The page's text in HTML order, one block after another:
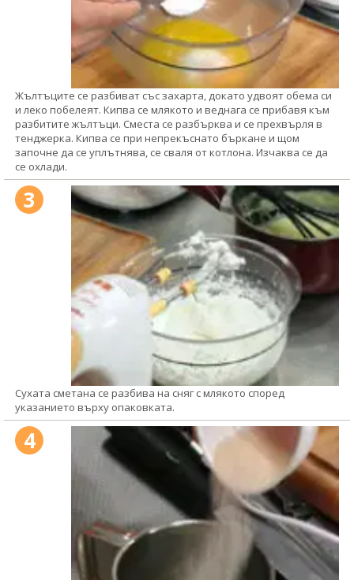
Жълтъците се разбиват със захарта, докато удвоят обема си
и леко побелеят. Кипва се млякото и веднага се прибавя към
разбитите жълтъци. Сместа се разбърква и се прехвърля в
тенджерка. Кипва се при непрекъснато бъркане и щом
започне да се уплътнява, се сваля от котлона. Изчаква се да
се охлади.
3
Сухата сметана се разбива на сняг с млякото според
указанието върху опаковката.
4